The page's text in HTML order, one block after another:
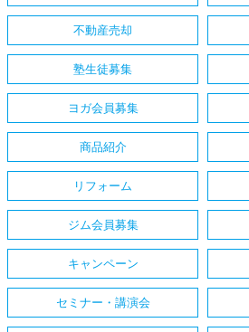
不動産売却
塾生徒募集
ヨガ会員募集
商品紹介
リフォーム
ジム会員募集
キャンペーン
セミナー・講演会